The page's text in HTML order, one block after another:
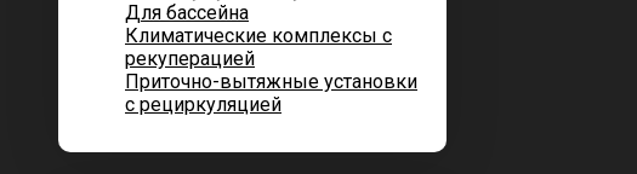
Для бассейна
Климатические комплексы с
рекуперацией
Приточно-вытяжные установки
с рециркуляцией